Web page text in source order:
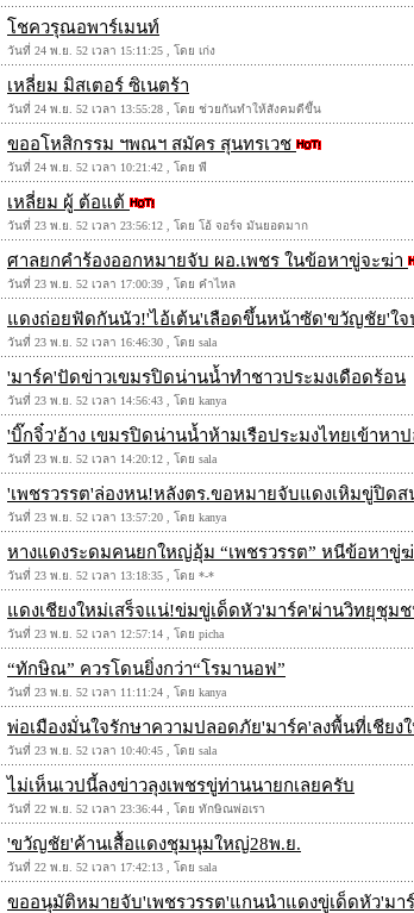
โชควรุณอพาร์เมนท์
วันที่ 24 พ.ย. 52 เวลา 15:11:25 , โดย เก่ง
เหลี่ยม มิสเตอร์ ซิเนตร้า
วันที่ 24 พ.ย. 52 เวลา 13:55:28 , โดย ช่วยกันทำให้สังคมดีขึ้น
ขออโหสิกรรม ฯพณฯ สมัคร สุนทรเวช
วันที่ 24 พ.ย. 52 เวลา 10:21:42 , โดย พี
เหลี่ยม ผู้ ต้อแต้
วันที่ 23 พ.ย. 52 เวลา 23:56:12 , โดย โอ้ จอร์จ มันยอดมาก
ศาลยกคำร้องออกหมายจับ ผอ.เพชร ในข้อหาขู่จะฆ่า
วันที่ 23 พ.ย. 52 เวลา 17:00:39 , โดย คำไหล
แดงถ่อยฟัดกันนัว!'ไอ้เต้น'เลือดขึ้นหน้าซัด'ขวัญชัย'ใจ
วันที่ 23 พ.ย. 52 เวลา 16:46:30 , โดย sala
'มาร์ค'ปัดข่าวเขมรปิดน่านน้ำทำชาวประมงเดือดร้อน
วันที่ 23 พ.ย. 52 เวลา 14:56:43 , โดย kanya
'บิ๊กจิ๋ว'อ้าง เขมรปิดน่านน้ำห้ามเรือประมงไทยเข้าหาป
วันที่ 23 พ.ย. 52 เวลา 14:20:12 , โดย sala
'เพชรวรรต'ล่องหน!หลังตร.ขอหมายจับแดงเหิมขู่ปิด
วันที่ 23 พ.ย. 52 เวลา 13:57:20 , โดย kanya
หางแดงระดมคนยกใหญ่อุ้ม “เพชรวรรต” หนีข้อหาขู่
วันที่ 23 พ.ย. 52 เวลา 13:18:35 , โดย *-*
แดงเชียงใหม่เสร็จแน่!ข่มขู่เด็ดหัว'มาร์ค'ผ่านวิทยุชุม
วันที่ 23 พ.ย. 52 เวลา 12:57:14 , โดย picha
“ทักษิณ” ควรโดนยิ่งกว่า“โรมานอฟ”
วันที่ 23 พ.ย. 52 เวลา 11:11:24 , โดย kanya
พ่อเมืองมั่นใจรักษาความปลอดภัย'มาร์ค'ลงพื้นที่เชียง
วันที่ 23 พ.ย. 52 เวลา 10:40:45 , โดย sala
ไม่เห็นเวปนี้ลงข่าวลุงเพชรขู่ท่านนายกเลยครับ
วันที่ 22 พ.ย. 52 เวลา 23:36:44 , โดย ทักษิณพ่อเรา
'ขวัญชัย'ค้านเสื้อแดงชุมนุมใหญ่28พ.ย.
วันที่ 22 พ.ย. 52 เวลา 17:42:13 , โดย sala
ขออนุมัติหมายจับ'เพชรวรรต'แกนนำแดงขู่เด็ดหัว'มา